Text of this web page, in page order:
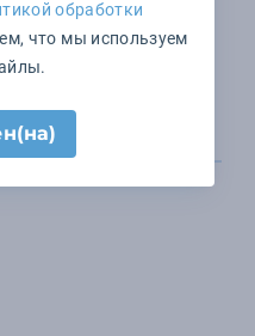
обработки
что мы используем